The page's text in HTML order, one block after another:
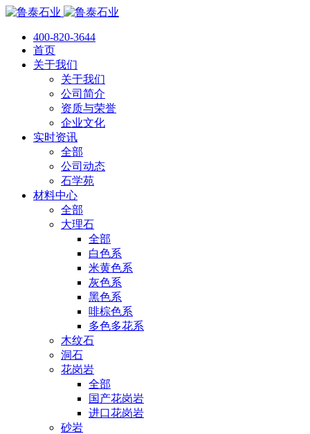
400-820-3644
首页
关于我们
关于我们
公司简介
资质与荣誉
企业文化
实时资讯
全部
公司动态
石学苑
材料中心
全部
大理石
全部
白色系
米黄色系
灰色系
黑色系
啡棕色系
多色多花系
木纹石
洞石
花岗岩
全部
国产花岗岩
进口花岗岩
砂岩